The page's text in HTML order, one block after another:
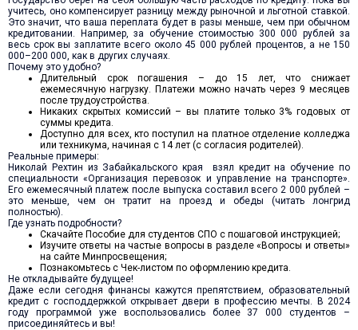
учитесь, оно компенсирует разницу между рыночной и льготной ставкой.
Это значит, что ваша переплата будет в разы меньше, чем при обычном
кредитовании. Например, за обучение стоимостью 300 000 рублей за
весь срок вы заплатите всего около 45 000 рублей процентов, а не 150
000–200 000, как в других случаях.
Почему это удобно?
Длительный срок погашения – до 15 лет, что снижает
ежемесячную нагрузку. Платежи можно начать через 9 месяцев
после трудоустройства.
Никаких скрытых комиссий – вы платите только 3% годовых от
суммы кредита.
Доступно для всех, кто поступил на платное отделение колледжа
или техникума, начиная с 14 лет (с согласия родителей).
Реальные примеры:
Николай Рехтин из Забайкальского края взял кредит на обучение по
специальности «Организация перевозок и управление на транспорте».
Его ежемесячный платеж после выпуска составил всего 2 000 рублей –
это меньше, чем он тратит на проезд и обеды (читать лонгрид
полностью).
Где узнать подробности?
Скачайте Пособие для студентов СПО с пошаговой инструкцией;
Изучите ответы на частые вопросы в разделе «Вопросы и ответы»
на сайте Минпросвещения;
Познакомьтесь с Чек-листом по оформлению кредита.
Не откладывайте будущее!
Даже если сегодня финансы кажутся препятствием, образовательный
кредит с господдержкой открывает двери в профессию мечты. В 2024
году программой уже воспользовались более 37 000 студентов –
присоединяйтесь и вы!